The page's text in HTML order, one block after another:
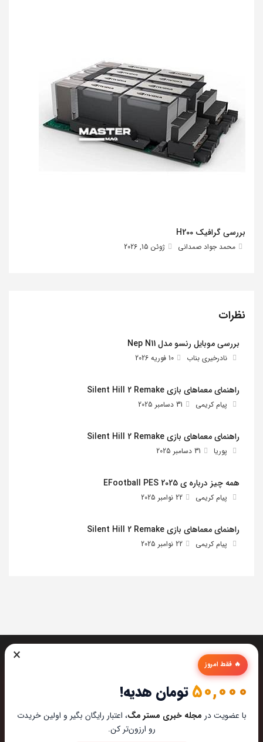
بررسی گرافیک H200
محمد جواد صمدانی ژوئن 15, 2026
نظرات
بررسی موبایل رنسو مدل Nep N11
نادرخیری بناب 10 فوریه 2026
راهنمای معماهای بازی Silent Hill 2 Remake
پیام کریمی 31 دسامبر 2025
راهنمای معماهای بازی Silent Hill 2 Remake
پوریا 31 دسامبر 2025
همه چیز درباره ی EFootball PES 2025
پیام کریمی 22 نوامبر 2025
راهنمای معماهای بازی Silent Hill 2 Remake
پیام کریمی 22 نوامبر 2025
تیم مستر مگ تمام تلاشش رو میکنه تا بهترین تخصصی ترین و
به روز ترین مطالب رو برای عاشقان تکنولوژی اماده کنه از این که
× 🔥 فقط امروز
50,000تومان هدیه!
با عضویت در مجله خبری مستر مگ، اعتبار رایگان بگیر و اولین خریدت
رو ارزون‌تر کن.